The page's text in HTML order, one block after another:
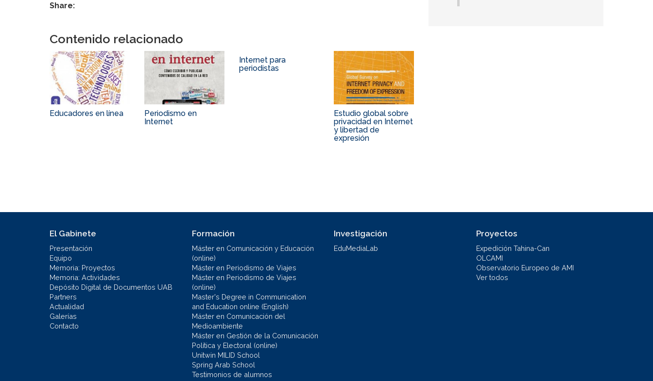
Share:
Contenido relacionado
Educadores en línea
Periodismo en
Internet
Internet para
periodistas
Estudio global sobre
privacidad en Internet
y libertad de
expresión
El Gabinete
Presentación
Equipo
Memoria: Proyectos
Memoria: Actividades
Depósito Digital de Documentos UAB
Partners
Actualidad
Galerías
Contacto
Formación
Máster en Comunicación y Educación
(online)
Máster en Periodismo de Viajes
Máster en Periodismo de Viajes
(online)
Master's Degree in Communication
and Education online (English)
Máster en Comunicación del
Medioambiente
Máster en Gestión de la Comunicación
Política y Electoral (online)
Unitwin MILID School
Spring Arab School
Testimonios de alumnos
Investigación
EduMediaLab
Proyectos
Expedición Tahina-Can
OLCAMI
Observatorio Europeo de AMI
Ver todos